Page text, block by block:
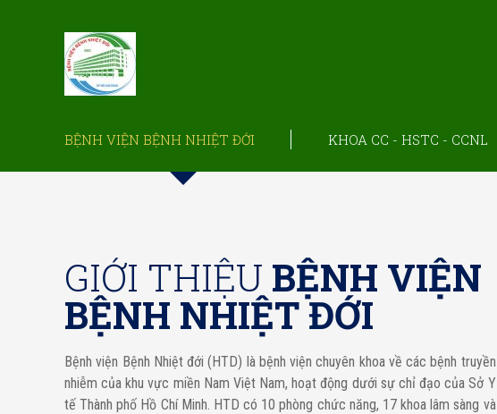
BỆNH VIỆN BỆNH NHIỆT ĐỚI KHOA CC - HSTC - CCNL
GIỚI THIỆU BỆNH VIỆN
BỆNH NHIỆT ĐỚI
Bệnh viện Bệnh Nhiệt đới (HTD) là bệnh viện chuyên khoa về các bệnh truyền
nhiễm của khu vực miền Nam Việt Nam, hoạt động dưới sự chỉ đạo của Sở Y
tế Thành phố Hồ Chí Minh. HTD có 10 phòng chức năng, 17 khoa lâm sàng và